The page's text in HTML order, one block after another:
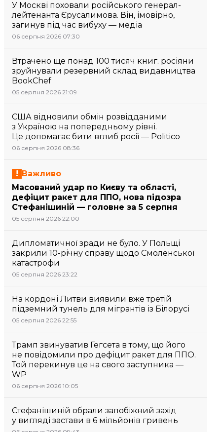
У Москві поховали російського генерал-
лейтенанта Єрусалимова. Він, імовірно,
загинув під час вибуху — медіа
06 серпня 2026 07:30
Втрачено ще понад 100 тисяч книг. росіяни
зруйнували резервний склад видавництва
BookChef
05 серпня 2026 21:09
США відновили обмін розвідданими
з Україною на попередньому рівні.
Це допомагає бити вглиб росії — Politico
06 серпня 2026 08:36
Важливо
Масований удар по Києву та області,
дефіцит ракет для ППО, нова підозра
Стефанішиній — головне за 5 серпня
05 серпня 2026 22:00
Дипломатичної зради не було. У Польщі
закрили 10-річну справу щодо Смоленської
катастрофи
05 серпня 2026 23:22
На кордоні Литви виявили вже третій
підземний тунель для мігрантів із Білорусі
05 серпня 2026 22:55
Трамп звинуватив Гегсета в тому, що його
не повідомили про дефіцит ракет для ППО.
Той перекинув це на свого заступника —
WP
06 серпня 2026 10:05
Стефанішиній обрали запобіжний захід
у вигляді застави в 6 мільйонів гривень